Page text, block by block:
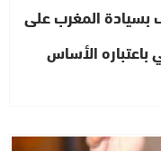
المغرب على
باعتباره الأساس